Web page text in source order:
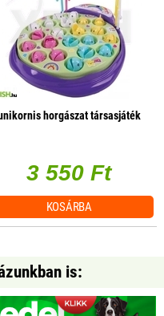
horgászat társasjáték
3 550 Ft
KOSÁRBA
is: